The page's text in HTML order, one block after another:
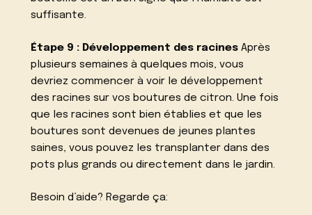
suffisante.
Étape 9 : Développement des racines Après
plusieurs semaines à quelques mois, vous
devriez commencer à voir le développement
des racines sur vos boutures de citron. Une fois
que les racines sont bien établies et que les
boutures sont devenues de jeunes plantes
saines, vous pouvez les transplanter dans des
pots plus grands ou directement dans le jardin.
Besoin d’aide? Regarde ça: